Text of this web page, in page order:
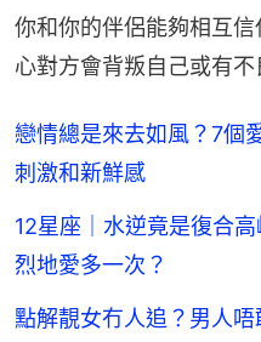
你和你的伴侶能夠相互
心對方會背叛自己或有不
戀情總是來去如風？7個
刺激和新鮮感
12星座｜水逆竟是復合
烈地愛多一次？
點解靚女冇人追？男人